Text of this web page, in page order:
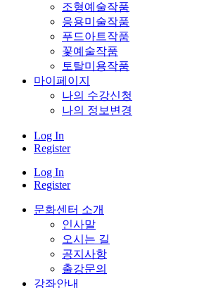
조형예술작품
응용미술작품
푸드아트작품
꽃예술작품
토탈미용작품
마이페이지
나의 수강신청
나의 정보변경
Log In
Register
Log In
Register
문화센터 소개
인사말
오시는 길
공지사항
출강문의
강좌안내